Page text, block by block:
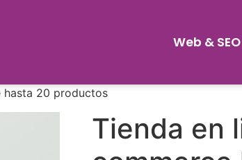
Web & SEO
hasta 20 productos
Tienda en